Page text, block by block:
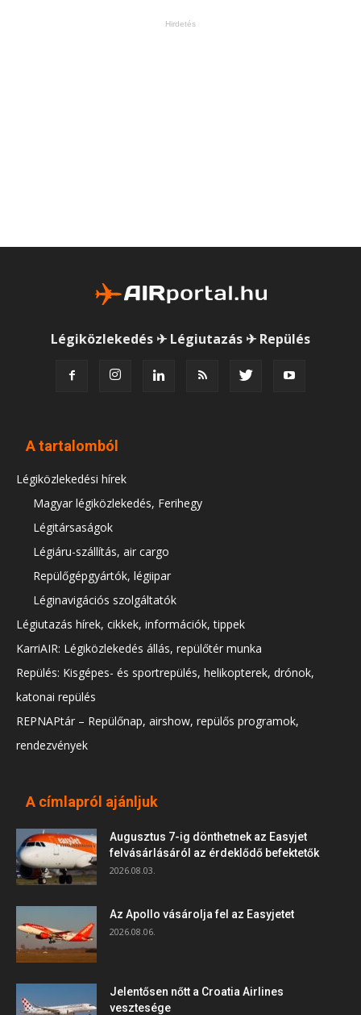
Hirdetés
Légiközlekedés ✈ Légiutazás ✈ Repülés
A tartalomból
Légiközlekedési hírek
Magyar légiközlekedés, Ferihegy
Légitársaságok
Légiáru-szállítás, air cargo
Repülőgépgyártók, légiipar
Léginavigációs szolgáltatók
Légiutazás hírek, cikkek, információk, tippek
KarriAIR: Légiközlekedés állás, repülőtér munka
Repülés: Kisgépes- és sportrepülés, helikopterek, drónok,
katonai repülés
REPNAPtár – Repülőnap, airshow, repülős programok,
rendezvények
A címlapról ajánljuk
Augusztus 7-ig dönthetnek az Easyjet
felvásárlásáról az érdeklődő befektetők
2026.08.03.
Az Apollo vásárolja fel az Easyjetet
2026.08.06.
Jelentősen nőtt a Croatia Airlines
vesztesége